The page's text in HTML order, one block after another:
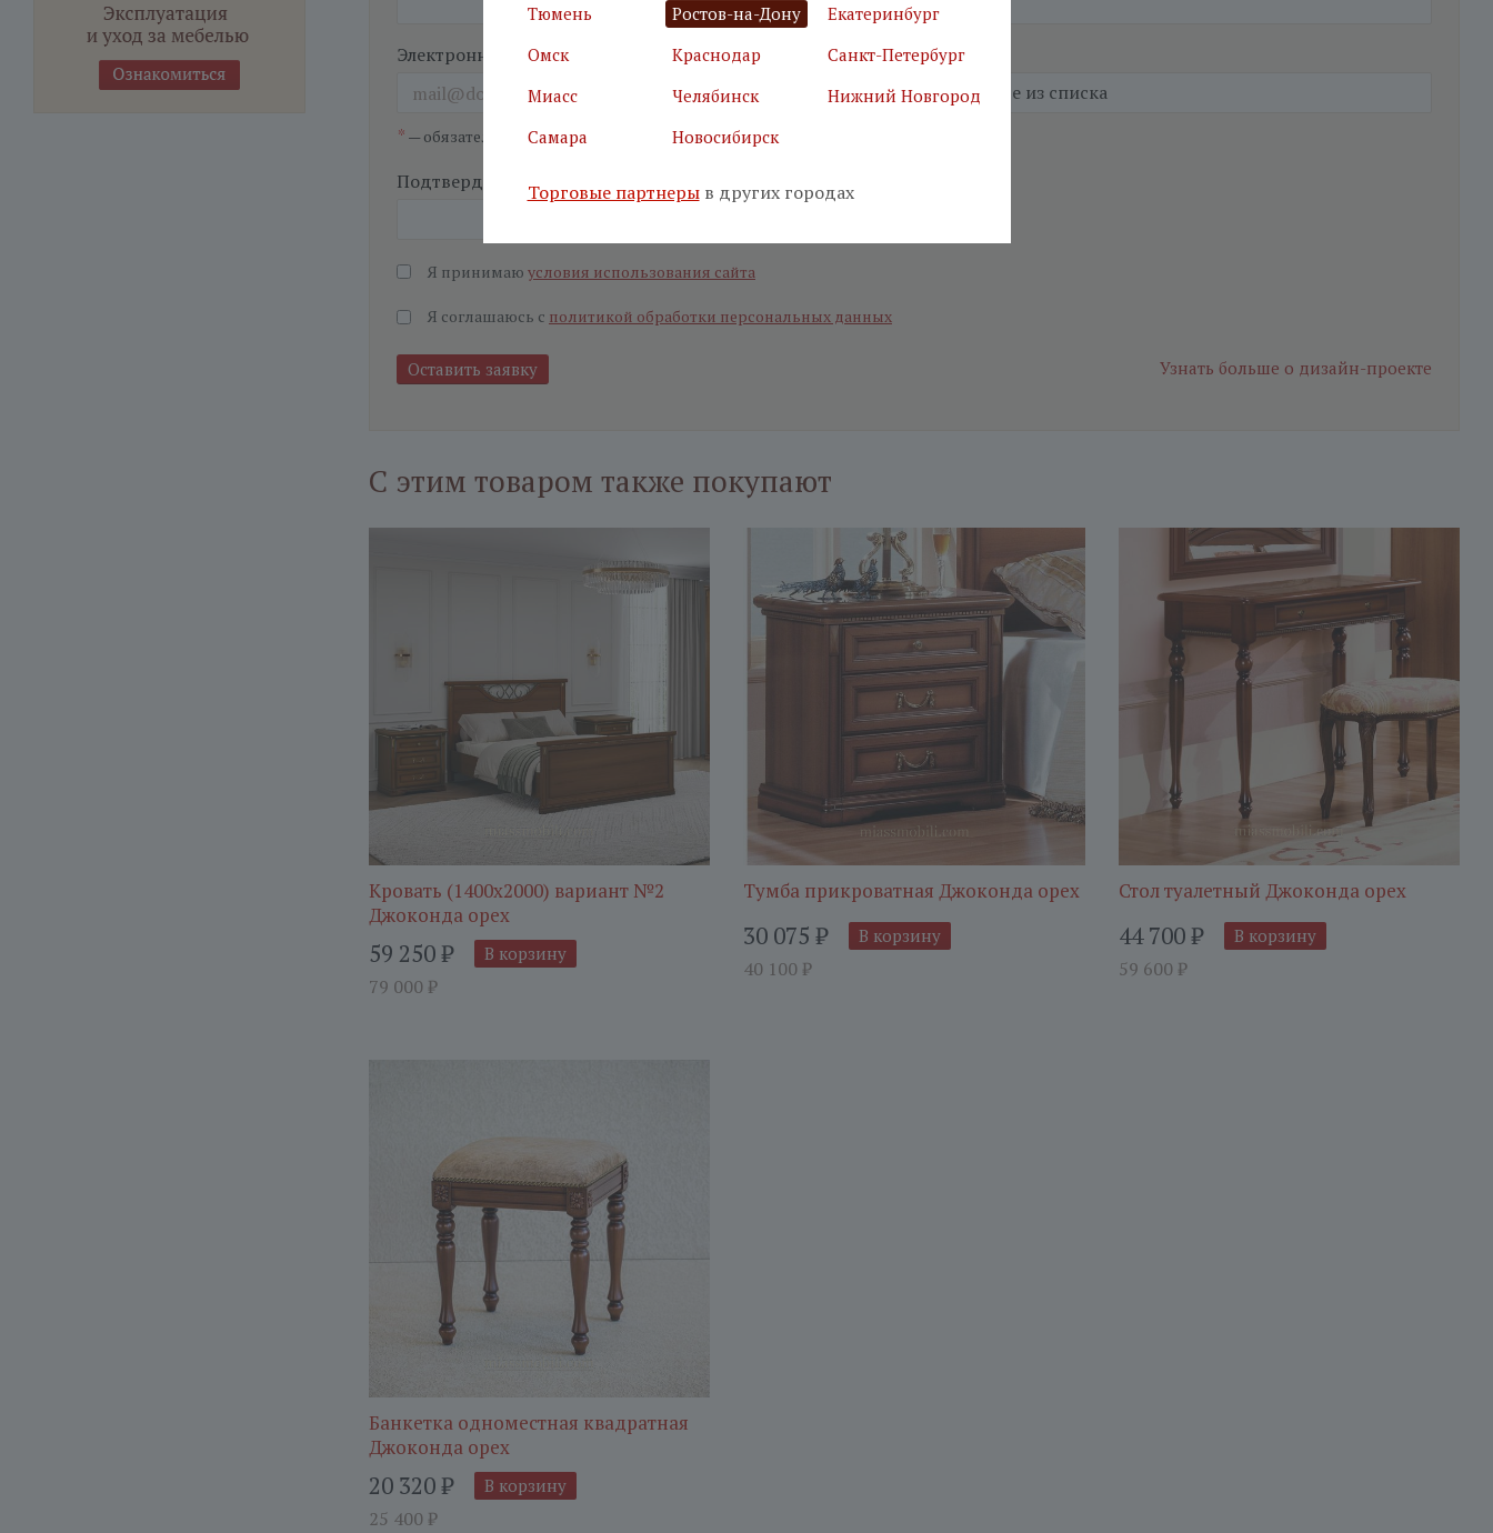
Электронная почта* Салон
* — обязательные поля
Подтвердите, что вы не робот
Я принимаю условия использования сайта
Я соглашаюсь с политикой обработки персональных данных
Узнать больше о дизайн-проекте
С этим товаром также покупают
Кровать (1400х2000) вариант №2
Джоконда орех
59 250₽
79 000 ₽
В корзину
Тумба прикроватная Джоконда орех
30 075 ₽
40 100 ₽
В корзину
Стол туалетный Джоконда орех
44 700₽
59 600 ₽
В корзину
Банкетка одноместная квадратная
Джоконда орех
20 320₽
25 400 ₽
В корзину
Тюмень
Ростов-на-Дону
Екатеринбург
Омск
Краснодар
Санкт-Петербург
Миасс
Челябинск
Нижний Новгород
Самара
Новосибирск
Торговые партнерыв других городах